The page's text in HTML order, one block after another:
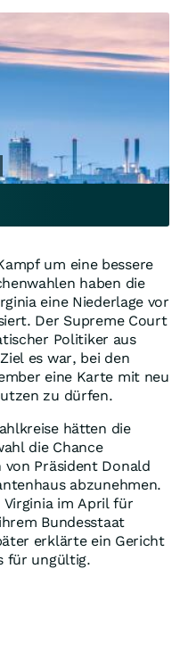
um eine bessere
haben die
eine Niederlage vor
Der Supreme Court
Politiker aus
es war, bei den
eine Karte mit neu
zu dürfen.
hätten die
die Chance
Präsident Donald
abzunehmen.
im April für
Bundesstaat
erklärte ein Gericht
für ungültig.